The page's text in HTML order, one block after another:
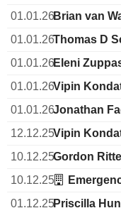
01.01.26Brian van
01.01.26Thomas D
01.01.26Eleni
01.01.26Vipin
01.01.26Jonathan
12.12.25Vipin
10.12.25Gordon
10.12.25
01.12.25Priscilla